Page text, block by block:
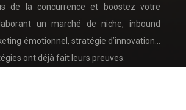
de la concurrence et boostez votre
un marché de niche, inbound
émotionnel, stratégie d’innovation…
ont déjà fait leurs preuves.